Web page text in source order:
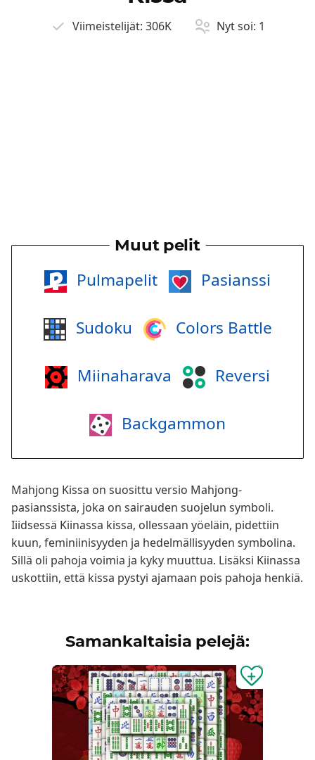
Viimeistelijät: 306K Nyt soi: 1
Muut pelit
Pulmapelit Pasianssi
Sudoku Colors Battle
Miinaharava Reversi
Backgammon
Mahjong Kissa on suosittu versio Mahjong-
pasianssista, joka on sairauden suojelun symboli.
Iiidsessä Kiinassa kissa, ollessaan yöeläin, pidettiin
kuun, feminiinisyyden ja hedelmällisyyden symbolina.
Sillä oli pahoja voimia ja kyky muuttua. Lisäksi Kiinassa
uskottiin, että kissa pystyi ajamaan pois pahoja henkiä.
Samankaltaisia pelejä: